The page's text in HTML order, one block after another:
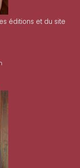
éditions et du site